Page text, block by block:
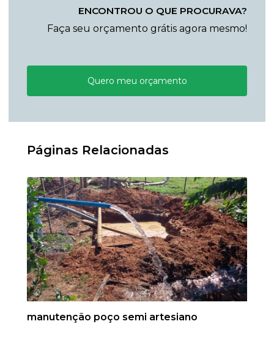
ENCONTROU O QUE PROCURAVA?
Faça seu orçamento grátis agora mesmo!
Quero meu orçamento
Páginas Relacionadas
manutenção poço semi artesiano